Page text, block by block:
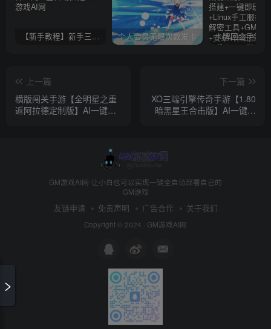
【新手教程】新手三分钟入门AI全自动搭建 个人会员无限次数发卡
上一篇
横版闯关手游【全明星之重
返阿拉德定制版】AI一键全
下一篇
XO三端引擎传奇手游【1.80
暗黑星王合击版】AI一键全
GM游戏AI网-让小白也可以实现一键全自动部署自己的
GM游戏
友链申请 免责声明 广告合作 关于我们
Copyright © 2024 · GM游戏AI网